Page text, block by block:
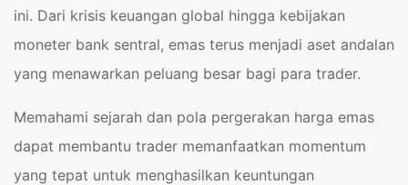
ini. Dari krisis keuangan global hingga kebijakan
moneter bank sentral, emas terus menjadi aset andalan
yang menawarkan peluang besar bagi para trader.
Memahami sejarah dan pola pergerakan harga emas
dapat membantu trader memanfaatkan momentum
yang tepat untuk menghasilkan keuntungan